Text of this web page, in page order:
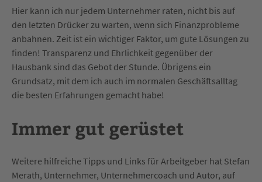
Hier kann ich nur jedem Unternehmer raten, nicht bis auf
den letzten Drücker zu warten, wenn sich Finanzprobleme
anbahnen. Zeit ist ein wichtiger Faktor, um gute Lösungen zu
finden! Transparenz und Ehrlichkeit gegenüber der
Hausbank sind das Gebot der Stunde. Übrigens ein
Grundsatz, mit dem ich auch im normalen Geschäftsalltag
die besten Erfahrungen gemacht habe!
Immer gut gerüstet
Weitere hilfreiche Tipps und Links für Arbeitgeber hat Stefan
Merath, Unternehmer, Unternehmercoach und Autor, auf